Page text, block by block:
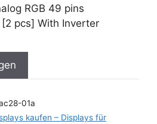
RGB 49 pins
pcs] With Inverter
01a
kaufen – Displays für